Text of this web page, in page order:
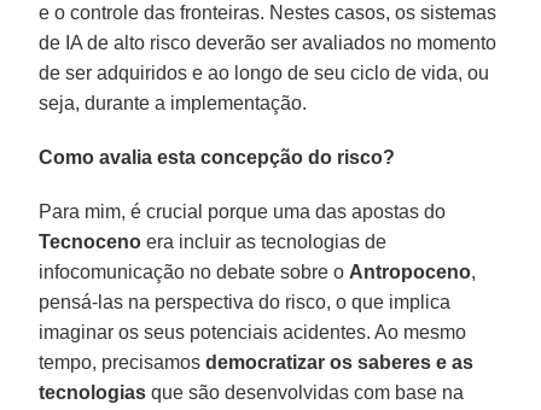
e o controle das fronteiras. Nestes casos, os sistemas
de IA de alto risco deverão ser avaliados no momento
de ser adquiridos e ao longo de seu ciclo de vida, ou
seja, durante a implementação.
Como avalia esta concepção do risco?
Para mim, é crucial porque uma das apostas do
Tecnoceno era incluir as tecnologias de
infocomunicação no debate sobre o Antropoceno,
pensá-las na perspectiva do risco, o que implica
imaginar os seus potenciais acidentes. Ao mesmo
tempo, precisamosdemocratizar os saberes e as
tecnologias que são desenvolvidas com base na